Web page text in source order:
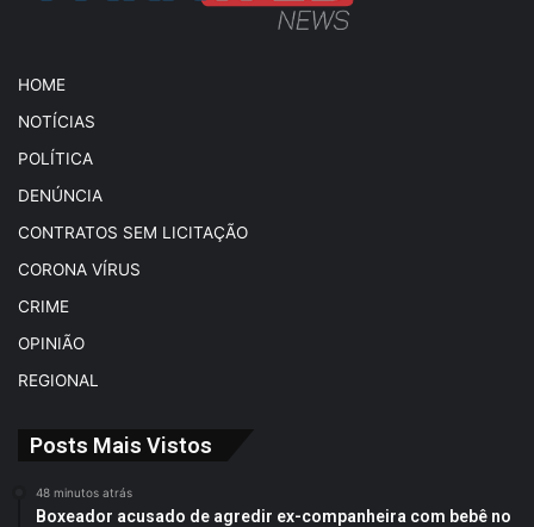
HOME
NOTÍCIAS
POLÍTICA
DENÚNCIA
CONTRATOS SEM LICITAÇÃO
CORONA VÍRUS
CRIME
OPINIÃO
REGIONAL
Posts Mais Vistos
48 minutos atrás
Boxeador acusado de agredir ex-companheira com bebê no